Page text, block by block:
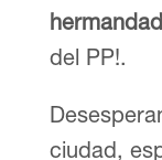
del PP!.
ciudad,